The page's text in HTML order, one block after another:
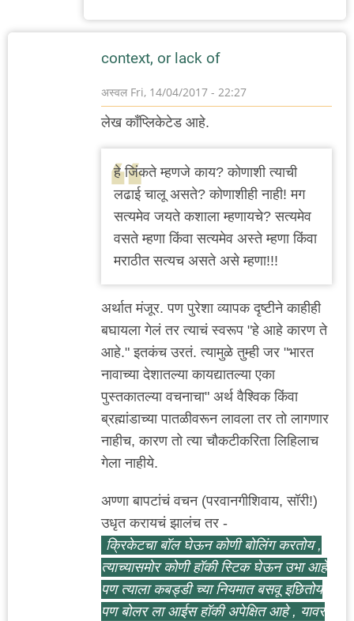
context, or lack of
अस्वल Fri, 14/04/2017 - 22:27
लेख‌ कॉंप्लिकेटेड‌ आहे.
हे जिंकते म्हणजे काय? कोणाशी त्याची
लढाई चालू असते? कोणाशीही नाही! मग
सत्यमेव जयते कशाला म्हणायचे? सत्यमेव
वसते म्हणा किंवा सत्यमेव अस्ते म्हणा किंवा
मराठीत सत्यच असते असे म्हणा!!!
अर्थात‌ म‌ंजूर‌. प‌ण पुरेशा व्याप‌क‌ दृष्टीने काहीही
ब‌घाय‌ला गेल‌ं त‌र‌ त्याच‌ं स्व‌रूप "हे आहे कार‌ण‌ ते
आहे." इत‌क‌ंच‌ उर‌त‌ं. त्यामुळे तुम्ही ज‌र‌ "भार‌त‌
नावाच्या देशात‌ल्या काय‌द्यात‌ल्या एका
पुस्त‌कात‌ल्या व‌च‌नाचा" अर्थ‌ वैश्विक‌ किंवा
ब्र‌ह्मांडाच्या पात‌ळीव‌रून‌ लाव‌ला त‌र‌ तो लाग‌णार‌
नाहीच‌, कारण तो त्या चौक‌टीक‌रिता लिहिलाच‌
गेला नाहीये.
अण्णा बापटांच‌ं व‌च‌न (प‌र‌वान‌गीशिवाय, सॉरी!)
उधृत‌ क‌राय‌च‌ं झाल‌ंच‌ त‌र -
क्रिकेटचा बॉल घेऊन कोणी बोलिंग करतोय ,
त्याच्यासमोर कोणी हॉकी स्टिक घेऊन उभा आहे
पण त्याला कबड्डी च्या नियमात बसवू इछितोय
पण बोलर ला आईस हॉकी अपेक्षित आहे , यावर